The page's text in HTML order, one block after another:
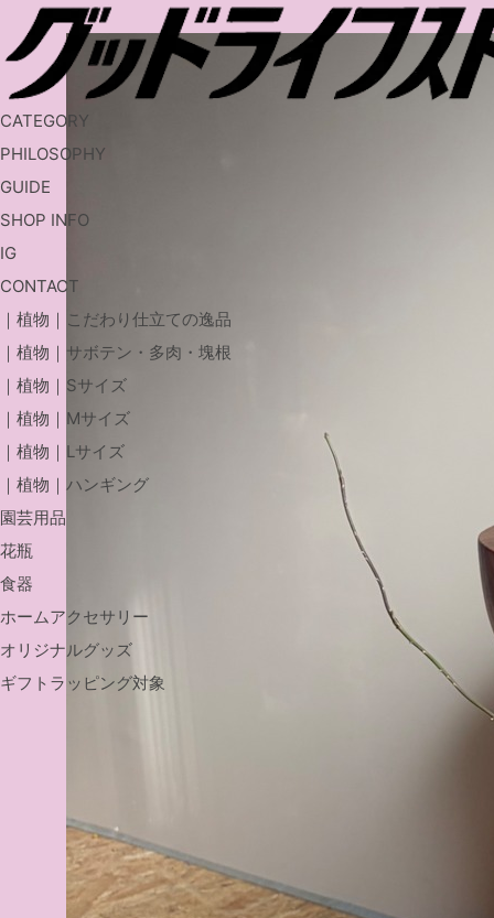
CATEGORY
PHILOSOPHY
GUIDE
SHOP INFO
IG
CONTACT
｜植物｜こだわり仕立ての逸品
｜植物｜サボテン・多肉・塊根
｜植物｜Sサイズ
｜植物｜Mサイズ
｜植物｜Lサイズ
｜植物｜ハンギング
園芸用品
花瓶
食器
ホームアクセサリー
オリジナルグッズ
ギフトラッピング対象